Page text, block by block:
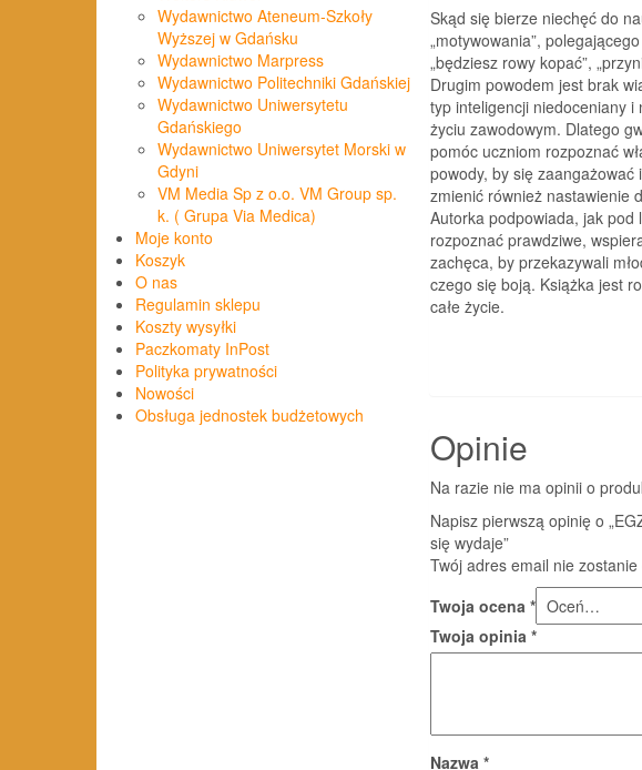
Wydawnictwo Ateneum-Szkoły
Wyższej w Gdańsku
Wydawnictwo Marpress
Wydawnictwo Politechniki Gdańskiej
Wydawnictwo Uniwersytetu
Gdańskiego
Wydawnictwo Uniwersytet Morski w
Gdyni
VM Media Sp z o.o. VM Group sp.
k. ( Grupa Via Medica)
Moje konto
Koszyk
O nas
Regulamin sklepu
Koszty wysyłki
Paczkomaty InPost
Polityka prywatności
Nowości
Obsługa jednostek budżetowych
Skąd się bierze niechęć do
„motywowania”,
„będziesz rowy kopać”,
Drugim powodem jest brak
typ inteligencji niedoceniany
życiu zawodowym. Dlatego
pomóc uczniom rozpoznać
powody, by się zaangażować
zmienić również nastawienie
Autorka podpowiada, jak
rozpoznać prawdziwe,
zachęca, by przekazywali
czego się boją. Książka jest
całe życie.
Opinie
Na razie nie ma opinii o
Napisz pierwszą opinię o
się wydaje”
Twój adres email nie
Twoja ocena *
Twoja opinia *
Nazwa *